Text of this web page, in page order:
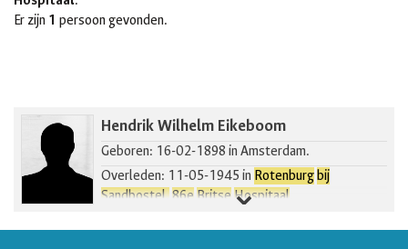
Er zijn 1 persoon gevonden.
Hendrik Wilhelm Eikeboom
Geboren: 16-02-1898 in Amsterdam.
Overleden: 11-05-1945 in Rotenburgbij
Sandbostel,86eBritseHospitaal